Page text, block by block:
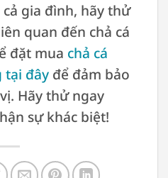
gia đình, hãy thử
quan đến chả cá
đặt mua chả cá
tại đâyđể đảm bảo
Hãy thử ngay
sự khác biệt!